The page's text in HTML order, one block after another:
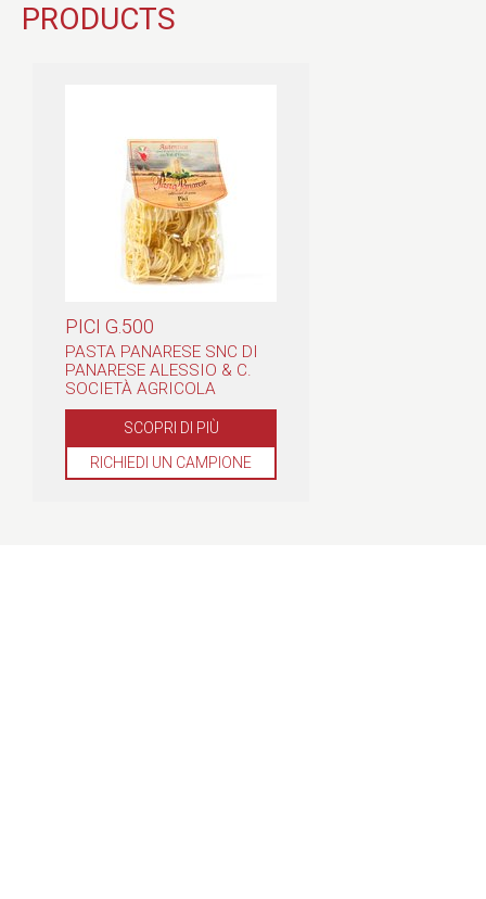
PRODUCTS
PICI G.500
PASTA PANARESE SNC DI
PANARESE ALESSIO & C.
SOCIETÀ AGRICOLA
SCOPRI DI PIÙ
RICHIEDI UN CAMPIONE